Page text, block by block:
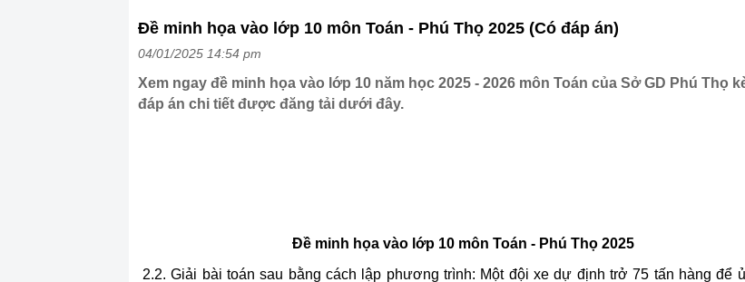
Đề minh họa vào lớp 10 môn Toán - Phú Thọ 2025 (Có đáp án)
04/01/2025 14:54 pm
Xem ngay đề minh họa vào lớp 10 năm học 2025 - 2026 môn Toán của Sở GD Phú Thọ
đáp án chi tiết được đăng tải dưới đây.
Đề minh họa vào lớp 10 môn Toán - Phú Thọ 2025
2.2. Giải bài toán sau bằng cách lập phương trình: Một đội xe dự định trở 75 tấn hàng để